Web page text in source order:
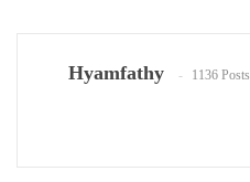
Hyamfathy 1136 Posts